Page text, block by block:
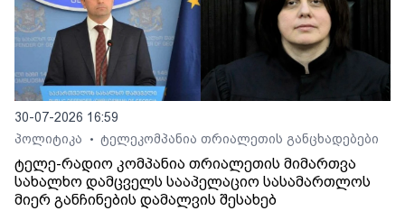
30-07-2026 16:59
პოლიტიკა
• ტელეკომპანია თრიალეთის განცხადებები
ტელე-რადიო კომპანია თრიალეთის მიმართვა
სახალხო დამცველს სააპელაციო სასამართლოს
მიერ განჩინების დამალვის შესახებ